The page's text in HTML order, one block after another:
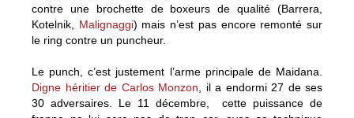
contre une brochette de boxeurs de qualité (Barrera,
Kotelnik, Malignaggi) mais n’est pas encore remonté sur
le ring contre un puncheur.
Le punch, c’est justement l’arme principale de Maidana.
Digne héritier de Carlos Monzon , il a endormi 27 de ses
30 adversaires. Le 11 décembre, cette puissance de